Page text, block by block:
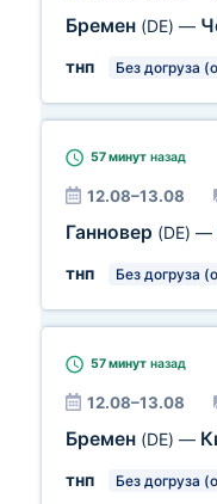
Бремен (DE) —
тнп
Без догруза
57 минут назад
12.08–13.08
Ганновер (DE) —
тнп
Без догруза
57 минут назад
12.08–13.08
Бремен (DE) —
тнп
Без догруза